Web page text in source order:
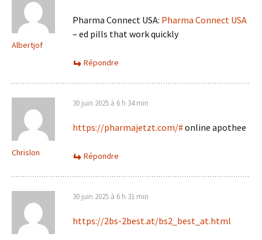
Albertjof
Pharma Connect USA: Pharma Connect USA
– ed pills that work quickly
Répondre
Chrislon
30 juin 2025 à 6 h 34 min
https://pharmajetzt.com/#online apothee
Répondre
30 juin 2025 à 6 h 31 min
https://2bs-2best.at/bs2_best_at.html